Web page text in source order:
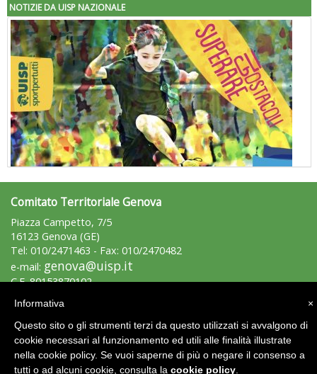
NOTIZIE DA UISP NAZIONALE
"Superare gli ostacoli": la relazione di Tiziano Pesce al CN Uisp
Comitato Territoriale Genova
Piazza Campetto, 7/5
16123 Genova (GE)
Tel: 010/2471463 - Fax: 010/2470482
e-mail: genova@uisp.it
C.F. 80153870102
Area Riservata 2.0
×
Informativa
Questo sito o gli strumenti terzi da questo utilizzati si avvalgono di
cookie necessari al funzionamento ed utili alle finalità illustrate
nella cookie policy. Se vuoi saperne di più o negare il consenso a
tutti o ad alcuni cookie, consulta la cookie policy